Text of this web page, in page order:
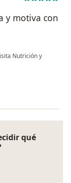
y motiva con
Nutrición y
qué